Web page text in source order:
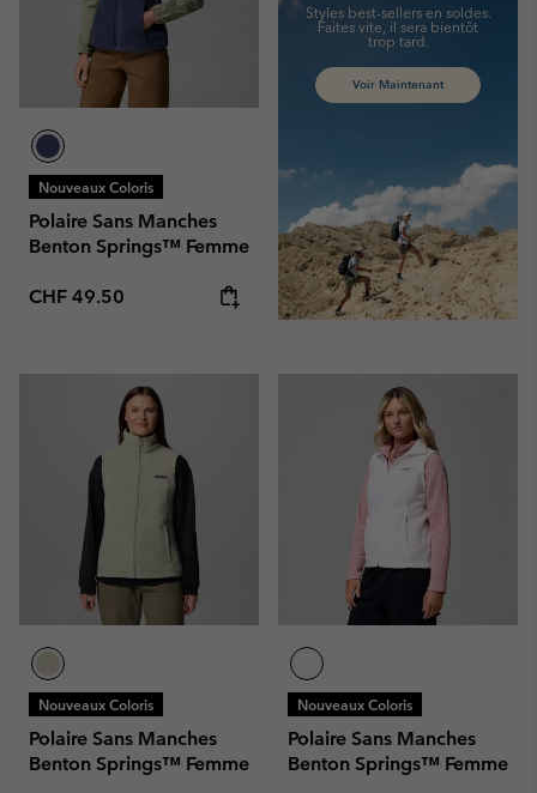
Nouveaux Coloris
Polaire Sans Manches
Benton Springs™ Femme
Regular price:
CHF 49.50
Styles best-sellers en soldes.
Faites vite, il sera bientôt
trop tard.
Voir Maintenant
Nouveaux Coloris
Polaire Sans Manches
Benton Springs™ Femme
Nouveaux Coloris
Polaire Sans Manches
Benton Springs™ Femme